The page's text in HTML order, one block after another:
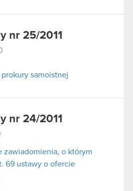
nr 25/2011
samoistnej
nr 24/2011
zawiadomienia, o którym
69 ustawy o ofercie